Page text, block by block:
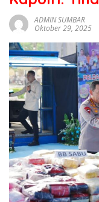
sumbar
tv
live
ADMIN SUMBAR
Oktober 29, 2025